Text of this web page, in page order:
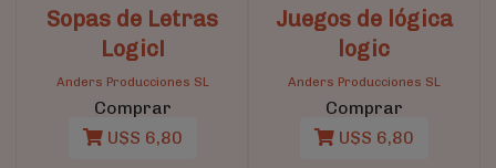
Sopas de Letras
Logic!
Anders Producciones SL
Comprar
U$S 6,80
Juegos de lógica
logic
Anders Producciones SL
Comprar
U$S 6,80